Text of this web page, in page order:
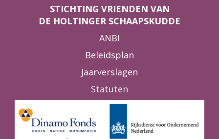
STICHTING VRIENDEN VAN
DE HOLTINGER SCHAAPSKUDDE
ANBI
Beleidsplan
Jaarverslagen
Statuten